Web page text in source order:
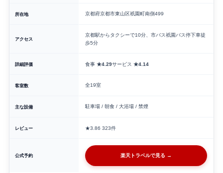
所在地 京都府京都市東山区祇園町南側499
アクセス
京都駅からタクシーで10分、市バス祇園バス停下車徒
歩5分
詳細評価 食事 ★4.29サービス ★4.14
客室数 全19室
主な設備 駐車場 / 朝食 / 大浴場 / 禁煙
レビュー ★3.86 323件
公式予約 楽天トラベルで見る →